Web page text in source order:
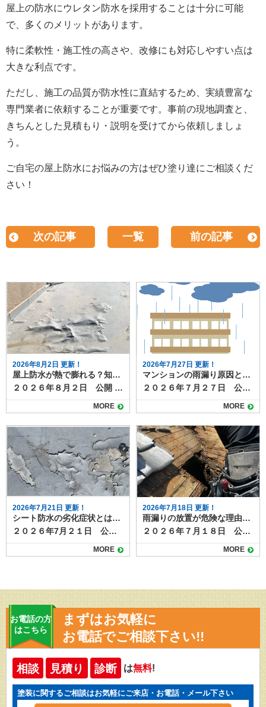
屋上の防水にウレタン防水を採用することは十分に可能
で、多くのメリットがあります。
特に柔軟性・施工性の高さや、改修にも対応しやすい点は
大きな利点です。
ただし、施工の品質が防水性に直結するため、実績豊富な
専門業者に依頼することが重要です。事前の現地調査と、
きちんとした見積もり・説明を受けてから依頼しましょ
う。
ご自宅の屋上防水にお悩みの方はぜひ塗り達にご相談くだ
さい！
次の記事 一覧 前の記事
2026年8月2日 更新！
屋上防水が熱で膨れる？知っておきたい原因と対策
２０２６年８月２日 公開 夏の日差しが厳しい時期になると、屋上防水が膨れているように見えることがあります。 これは単なる見た目の変化ではなく、防水層内部でトラブルが進んでいるサインの可能性もあります。 今回は、屋上防水が熱で膨れる原因と放置するリスク、適切な対策について解説します。 目次屋上防水が膨れる原因防水層の膨れの要因防水工事の膨れを放置するリスク防水工事の膨れの補修方法屋上防水の膨れを防ぐための効果的な対策施工前に下地の乾燥状態を徹底的に確認する湿気がこもりやすい屋上は絶縁工法を採用する排水経路を改善し、水たまりを作らないようにする防水層に膨れを見つけたときの対処方法まとめ 屋上防水が膨れる原因 屋上防水が夏の日差しの熱で膨れる主な理由は、防水層の下に水分や空気が残っているためです。 夏場の屋上表面は60度近くまで温度が上がることがあり、内部の水分や空気が膨張して防水膜を押し上げます。その結果、表面が丸く盛り上がり、いわゆる膨れが発生します。 防水層の膨れの要因 防水層に膨れが起こる背景には次のような要因があります。 経年劣化で密着力が弱くなり、空気が入り込みやすくなる 施工時に下地が十分に乾燥しておらず、水分が残ってしまう 排水不良で雨水が溜まり、湿気が抜けにくい状態になる 防水層の浮きや密着不良が徐々に広がっている どのケースも「湿気と密着不足」が共通した原因で、夏の暑さが膨れを一気に表面化させるきっかけになります。 防水工事の膨れを放置するリスク 防水工事の施工面の膨れは見た目だけの問題と思われがちですが、放置すると破れの原因になります。 膨れた部分の膜は引き伸ばされた状態になり、厚みが薄くなっているため、強風や温度変化によって破れやすくなります。 破れから水が侵入すれば、雨漏りがさらに加速し、下地の腐食びつながります。 雨漏りが起こると、木造住宅では建物全体の劣化を早めることになり、耐久性に大きく影響します。 防水工事の膨れの補修方法 膨れが広範囲に及ぶと部分補修では対応できなくなり、防水層全体のやり直しが必要になる場合もあります。早めに原因を見つけることで、余計な費用を抑えることができます。 #gallery-1 { margin: auto; } #gallery-1 .gallery-item { float: left; margin-top: 10px; text-align: center; width: 25%; } #gallery-1 img { border: 2px solid #cfcfcf; } #gallery-1 .gallery-caption { margin-left: 0; } /* see gallery_shortcode() in wp-includes/media.php */ 屋上防水の膨れを防ぐための効果的な対策 膨れを防ぐためのポイントは次の通りです。 施工前に下地の乾燥状態を徹底的に確認する 屋上防水の膨れは、下地に残った水分が原因になるケースが多く、特に既存防水の撤去後や下地調整後に十分な乾燥時間を取れていない場合に発生しやすくなります。 湿ったまま防水層を施工すると、水分がある下地に蓋をしてしまうことになり、太陽光で温められた水分が気化すると、防水層を内部から押し上げて膨れにつながります。 乾燥不足を見逃さないことが、膨れを未然に防ぐ最も基本的なポイントになります。 湿気がこもりやすい屋上は絶縁工法を採用する 建物の構造や立地によっては、下地に湿気が残りやすく、密着工法を採用すると膨れのリスクが高まります。 そのため、湿気を逃がしながら防水層を作れる絶縁工法が効果的です。絶縁シートを敷いて防水層と下地をあえて密着させないことで、内部の水蒸気が防水層を押し上げづらくなり、膨れのリスクを大幅に軽減できます。 特に築年数が経っている建物や、以前の防水層が何度も重ね張りされている屋上では、絶縁工法を選ぶことで長期的な安定性を確保できます。 ▶関連記事 京都・滋賀の外壁塗装・屋根塗装・雨漏りなら塗り達へ防水工事の絶縁工法とは？特徴やメリット、密着工法との違いも解説https://nuritatsu.com/blog/54868/２０２５年９月23日 公開防水工事の絶縁工法を知っていますか？防水工事は雨の侵入を防いでくれる防水層を作る工事ですが、状態によって施工方法を変える必要があります。なぜ変える必要があるのか、またそれはどんな方法なのか？疑問に思う方もいらっしゃると思います。今回は防水工事の絶縁工法について解説します。絶縁工法とは防水工事の絶縁工法とは、下地と防水層が直接干渉しないように絶縁シートなどを間に入れて施工する方法です。絶縁工法では、下地から防水層が浮いた状態で作られます。工事によっては通気緩衝工法と呼ば... 排水経路を改善し、水たまりを作らないようにする 屋上に水たまりが残ると、下地が湿気を含みやすくなり、防水層の膨れにつながります。排水口（ドレン）の詰まりや勾配不足は、施工後の不具合だけでなく、劣化の加速にも直結するため早期の改善が必要です。 対策としては、排水口の改修、追加ドレンの設置、勾配調整材による水流の確保などが挙げられます。日常的に落ち葉やゴミの除去だけでも水たまりを防ぎやすくなります。排水経路を整えることは、防水層の耐久性を高めるうえで欠かせない取り組みです。 防水層に膨れを見つけたときの対処方法 8月は膨れが最も大きくなりやすい時期です。しかし、膨れた部分を踏んだり潰したりすると破れて水が入る原因になります。見つけた場合は触らず、専門業者に点検を依頼することが大切です。 範囲が小さければ部分補修で済むこともありますが、膨れが広がっている場合は防水層の再施工が必要になる可能性があります。ぜひ早めの点検を依頼してください。 まとめ 屋上防水が熱で膨れるのは、防水層内部に残った水分や空気が夏の高温で膨張するためです。 見た目の問題だけでなく、防水層の破れや雨漏りにつながる可能性があるため、早めの確認と適切な対策が必要です。 施工時の下地管理や工法選び、排水改善などを行うことで、膨れの発生や再発を防ぐことができます。 防水層の膨れの補修や点検・メンテナンスは塗り達にお任せください！
MORE
2026年7月27日 更新！
マンションの雨漏り原因と対策｜最上階とそれ以外の階での違いも解説
２０２６年７月２７日 公開 マンションでの雨漏りは、戸建て住宅に比べて見つけにくく、原因の特定や修理が複雑になりやすいトラブルです。 雨漏りは放置すると内装や構造の劣化を進めるだけでなく、下階への漏水や入居者同士のトラブルにもつながります。特に最上階とそれ以外の階では、原因や修理方法に大きな違いがあります。 本記事では、マンションの雨漏りの主な原因と、その階層ごとの特徴、そして効果的な対策方法を解説します。 目次最上階で起きやすい雨漏りの原因中間階・下階で起きる雨漏りの原因共通して見られる雨漏りの兆候最上階の雨漏り対策中間階・下階の雨漏り対策防水工事の費用の目安マンションの雨漏り補修・防水工事も塗り達にお任せ下さい！ 最上階で起きやすい雨漏りの原因 最上階の雨漏りは、主に屋上や屋根の防水層の劣化によって発生します。マンションの屋上は陸屋根（平らな構造）が多く、防水層が雨水の浸入を防ぐ役割を担っています。 しかし、経年劣化や紫外線、温度変化によって防水層がひび割れたり剥がれたりすると、雨水がコンクリート内部に侵入し建物の耐久性に大きな影響を与えます。 また、屋上に設置された設備（給水タンクや空調室外機など）の配管まわりや基礎部分も、防水処理が甘くなると雨漏りの原因になります。排水口（ドレン）の詰まりも要注意で、大雨時に水が溜まり、防水層の継ぎ目から浸入することがあります。 中間階・下階で起きる雨漏りの原因 最上階以外での雨漏りは、屋上から直接水が入るケースは少なく、多くは外壁やサッシまわりからの浸入です。 外壁のひび割れ（クラック）や目地のシーリング材の劣化により、雨水が外壁内部に入り込み、内装まで到達します。 サッシまわりでは、防水テープやパッキンが劣化すると、強風を伴う雨の際に漏水しやすくなります。また、バルコニーの防水層の傷みや排水不良によるオーバーフローが原因になることもあります。さらに上階の給排水設備からの漏水が天井を伝って下階に出る「二次漏れ」も見られます。 共通して見られる雨漏りの兆候 雨漏りは、必ずしも天井から水が落ちてくる形で現れるとは限りません。共通の兆候として、天井や壁のクロスのシミ、カビ臭、塗装の剥がれ、床材の膨れなどが挙げられます。 特に最上階では天井面にシミが広がりやすく、中間階では窓枠や壁際に沿って変色が見られることが多いのが特徴です。兆候を見つけたら早めに管理組合や管理会社に報告し、原因調査を依頼しましょう。 最上階の雨漏り対策 最上階の雨漏り対策は、防水工事が中心となります。 代表的な防水工事の工法にはウレタン塗膜防水、シート防水、アスファルト防水があり、それぞれ特徴が異なります。 既存の防水層がまだ機能している場合は、トップコートの塗り替えや部分補修で延命できますが、劣化が進んでいる場合は防水層の全面改修が必要です。 工事時には、設備基礎や配管まわりの防水処理も同時に行い、排水口の詰まりや勾配不良も改善します。定期的な点検（5〜10年ごと）が雨漏り予防につながります。 中間階・下階の雨漏り対策 外壁のクラックや目地の劣化は、シーリングの打ち替えや外壁塗装で防ぐことができます。特にサッシまわりは風雨が集中するため、防水テープやパッキンの状態を確認し、劣化があれば交換します。 バルコニーは床面の防水工事や排水口清掃が重要です。また、上階からの給排水漏れの場合は、配管や設備の補修が必要であり、場合によっては共用部分工事となるため管理組合の判断が必要です。 防水工事の費用の目安 最上階の防水工事は面積や工法によりますが、1㎡あたり5,000〜10,000円程度が相場です。外壁のシーリング打ち替えや塗装は、足場代も含めると数百万円規模になることがあります。部分補修で済む場合は数万円〜数十万円で対応できますが、被害を放置すると補修範囲が広がり費用が大幅に増えるため、計画的な補修と、雨漏り時には早期対応が経済的です。 マンションの雨漏り補修・防水工事も塗り達にお任せ下さい！ マンションの雨漏りは、最上階とそれ以外の階で原因や対策が異なります。 最上階では屋上防水層の劣化や排水不良、中間階や下階では外壁やサッシまわり、バルコニー、上階からの漏水が主な原因です。 雨漏りの兆候を見逃さず、早期に管理組合や専門業者に相談することで、被害拡大や修理費の増加を防げます。定期点検と予防的なメンテナンス、防水工事なら塗り達にご相談ください！
MORE
2026年7月21日 更新！
シート防水の劣化症状とは？早期発見で防水性能を維持！
２０２６年7月２１日 公開 ビルやマンション、戸建て住宅の屋上やバルコニーで多く採用されているシート防水は、施工が早く耐久性が高いため防水工法として人気があります。しかし、どんな防水材も経年劣化は避けられません。特にシート防水は、見た目の変化で劣化のサインが分かりやすいため、定期的な点検と早めの対応が重要です。 この記事では、シート防水でよく見られる劣化症状と、放置した場合のリスク、劣化が進行する前に取るべき対策について解説します。 目次シート防水の特徴シート防水でよく見られる劣化症状シートの浮き・膨れシートの破れ・裂け継ぎ目（ジョイント）の剥がれ・開き色あせ・粉吹き（チョーキング）雑草の発生や汚れの堆積シーと防水の劣化を放置するとどうなる？シート防水の劣化に気づいたらシート防水のメンテナンスは塗り達におまかせ！ シート防水の特徴 シート防水は、塩ビシートやゴムシートなどの防水材を貼り付けて防水層をつくる工法です。主に以下の2種類があります。 塩ビシート防水：耐候性・耐久性に優れ、メンテナンス性も高い ゴムシート防水：柔軟性があり、動きの多い構造にも対応可能 これらのシートは、建物の動きや紫外線、風雨にさらされることで徐々に劣化していきます。 ▶さらに詳しいシート防水の情報はこちら 京都・滋賀の外壁塗装・屋根塗装・雨漏りなら塗り達へシート防水の特徴とは？耐久性や施工の注意点も解説https://nuritatsu.com/blog/55684/２０２６年１月３日 公開シート防水は、防水工事の中でも耐久性が高く信頼できる工法です。他の防水工事にはない特徴もあり、上手に選べば高い防水性能が期待できます。今回はシート防水について、特徴や耐久性、施工の注意点などを解説します。シート防水とはシート防水とは、あらかじめ作られた防水性のあるシートを床面など下地と一体化させることによって、水の侵入を防ぐ防水工事です。防水層をシートで作るためシート防水と呼ばれます。耐久性シート防水の耐久性は、10～18年ほどで防水工事の中でも比較的耐久年数が長い工法で... シート防水でよく見られる劣化症状 シート防水では次のような劣化症状が特徴的です。当てはまるものがないか確認してみましょう。 シートの浮き・膨れ 下地との接着力が弱くなったり、内部に湿気がたまったりすると、シートが浮いたり膨れたりします。これは水分が入り込んでいるサインで、早急な補修が必要です。 シートの破れ・裂け 風や飛来物、経年による硬化でシートが破けることがあります。破れた部分から雨水が侵入し、防水層の機能が失われてしまいます。 継ぎ目（ジョイント）の剥がれ・開き シート同士を重ねて接着している部分が、温度変化や動きにより剥がれることがあります。隙間から水が侵入する危険があるため、早めの再接着が必要です。 色あせ・粉吹き（チョーキング） 紫外線の影響で表面が白っぽくなったり、触ると粉がついたりする状態です。塩ビシートに多く見られ、劣化が進んでいる目安になります。 雑草の発生や汚れの堆積 バルコニーや屋上に土埃が溜まり、放置すると雑草が生えることも。根がシートを破り、雨漏りにつながるリスクがあります。 シーと防水の劣化を放置するとどうなる？ シート防水の劣化を放置すると、防水機能が失われ、建物内部に雨水が浸入します。いわゆる雨漏りです。 雨漏りが進行すると構造材が腐食したり、カビ・シロアリ被害を引き起こしたりする可能性も。被害が表面化するまで気づきにくいため、目視できる劣化症状が出た段階での早期対応が重要です。 シート防水の劣化に気づいたら 軽度の劣化（浮きや色あせ程度）であれば、部分的な補修やトップコートの塗り替えで対応できることがあります。ただし、破れや剥がれが広範囲に及ぶ場合は、全面的な防水改修が必要になることも。 劣化の進行具合や建物の状況に応じて、専門の防水業者に現地調査を依頼するのがおすすめです。 シート防水のメンテナンスは塗り達におまかせ！ シート防水は比較的耐久性の高い工法ですが、10年を過ぎた頃から劣化症状が出始めることが多いので、今回ご紹介した劣化サインが出てきたかな？と感じたら、早めに点検依頼をしましょう。定期的な点検と適切なメンテナンスを行えば、防水機能を長く維持することが可能です。 現在の状態を確認しておけば、いますぐメンテナンスが必要なのか、あと何年かしたら行えばいいのか判断でき、手遅れになる前に工事を計画できます。防水工事のご相談や劣化診断は塗り達までお気軽にご連絡ください。
MORE
2026年7月18日 更新！
雨漏りの放置が危険な理由とは？建物の寿命を縮める落とし穴
２０２６年７月１８日 公開 雨漏りを放置すると、建物の構造や住環境に深刻な影響を及ぼす可能性があります。 雨漏りは被害が小さいうちに補修すれば軽微な費用で済むケースもありますが、放置してしまうことで思わぬ大規模改修につながることも。 住宅を長持ちさせたいと考えている方にとって、「雨漏りを放置しないこと」は非常に重要な視点です。 今回は雨漏り放置の危険性やリスクと対策について解説します。 目次雨漏り放置によるリスク構造体の劣化が進行する電気設備や内装にも被害が拡大する雨漏り修理が高額化する原因にも雨漏りは早期対応が家の健康を守る第一歩 雨漏り放置によるリスク 雨漏りを放置するリスクや危険性について確認しておきましょう。 構造体の劣化が進行する 屋根や外壁から水が入り込むと、柱・梁・野地板などの木部が濡れ続け、腐食やカビの原因になります。 特に日本に多い木造住宅では、濡れたままの状態が続くことでシロアリの発生リスクも高まります。鉄骨造やRC造であっても、錆やコンクリートの劣化などを招くことがあるため安心はできません。目に見えない内部でじわじわと劣化が進行し、最悪の場合は構造の安全性が損なわれることもあります。 電気設備や内装にも被害が拡大する 雨漏りが天井裏や壁内部にまで及ぶと、断熱材が濡れて機能を果たさなくなったり、照明器具・配線への水の接触により漏電やショートのリスクが生じたりします。 また、壁紙のシミ・はがれ・カビ臭といった症状が現れ、快適な室内環境が損なわれてしまいます。 室内に雨水が垂れてきた時点で気付くことが多いですが、その頃には見えない部分で被害が広がっていることも少なくありません。 雨漏り修理が高額化する原因にも 初期段階であればコーキングの補修や小規模な部分的修理で済む雨漏りも、放置によって内部の腐食・断熱材の交換・天井や内壁の貼り替えなど、工事項目が増えてしまう傾向があります。 工事の範囲が広がれば、当然ながら費用も高額になってしまいます。さらに、雨漏りの原因が複数にまたがっているケースでは、調査や対処に時間もかかるため、生活への支障も大きくなる可能性があります。 雨漏りは早期対応が家の健康を守る第一歩 雨漏りを「一時的なもの」「大丈夫そうだから」と放っておくのではなく、早期に専門業者へ相談することで、被害を最小限に抑えられます。 屋根材や外壁の劣化による雨漏りは、定期的な点検によって予防することも可能です。特に築10年以上経過した住宅では、一度も点検を受けていない場合、思わぬ場所から浸水していることもあるため注意が必要です。 雨漏りの放置は、建物の耐久性・安全性・快適性のすべてを脅かす可能性をはらんでいます。見つけたときにすぐ対応すれば、補修費用を抑えられるだけでなく、大切な住まいを長く守ることにもつながります。一見止まった世に見えても、修理するまでは雨漏りは進行し続けます。少しでも気になる症状があれば、塗り達までお気軽にご相談ください。
MORE
お電話の方
はこちら
まずはお気軽に
お電話でご相談下さい!!
相談 見積り 診断 は無料!
塗装に関するご相談はお気軽にご来店・お電話・メール下さい